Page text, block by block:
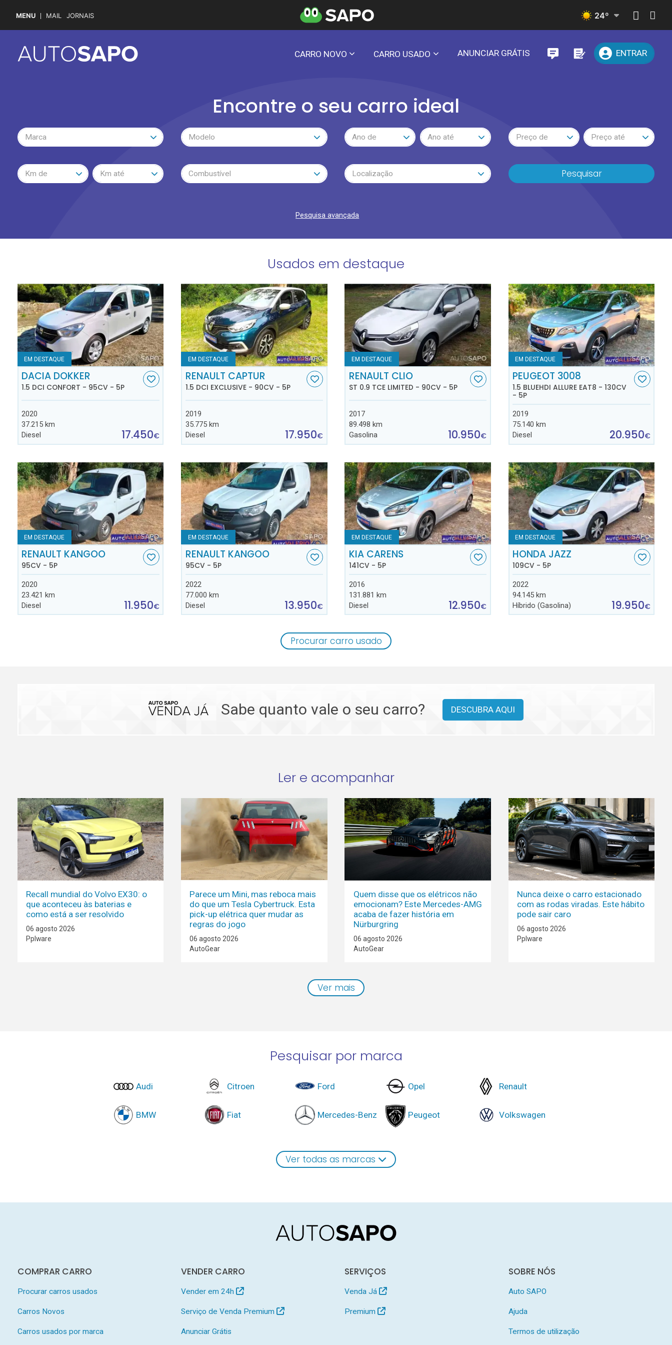
MENU MAIL JORNAIS 24º
CARRO NOVO CARRO USADO ANUNCIAR GRÁTIS ENTRAR
Encontre o seu carro ideal
Marca Modelo Ano de Ano até Preço de Preço até
Km de Km até Combustível Localização Pesquisar
Pesquisa avançada
Usados em destaque
EM DESTAQUE
DACIA DOKKER
1.5 DCI CONFORT - 95CV - 5P
2020
37.215 km
Diesel
17.450€
EM DESTAQUE
RENAULT CAPTUR
1.5 DCI EXCLUSIVE - 90CV - 5P
2019
35.775 km
Diesel
17.950€
EM DESTAQUE
RENAULT CLIO
ST 0.9 TCE LIMITED - 90CV - 5P
2017
89.498 km
Gasolina
10.950€
EM DESTAQUE
PEUGEOT 3008
1.5 BLUEHDI ALLURE EAT8 - 130CV
- 5P
2019
75.140 km
Diesel
20.950€
EM DESTAQUE
RENAULT KANGOO
95CV - 5P
2020
23.421 km
Diesel
11.950€
EM DESTAQUE
RENAULT KANGOO
95CV - 5P
2022
77.000 km
Diesel
13.950€
EM DESTAQUE
KIA CARENS
141CV - 5P
2016
131.881 km
Diesel
12.950€
EM DESTAQUE
HONDA JAZZ
109CV - 5P
2022
94.145 km
Híbrido (Gasolina)
19.950€
Procurar carro usado
Sabe quanto vale o seu carro? DESCUBRA AQUI
Ler e acompanhar
Recall mundial do Volvo EX30: o
que aconteceu às baterias e
como está a ser resolvido
06 agosto 2026
Pplware
Parece um Mini, mas reboca mais
do que um Tesla Cybertruck. Esta
pick-up elétrica quer mudar as
regras do jogo
06 agosto 2026
AutoGear
Quem disse que os elétricos não
emocionam? Este Mercedes-AMG
acaba de fazer história em
Nürburgring
06 agosto 2026
AutoGear
Nunca deixe o carro estacionado
com as rodas viradas. Este hábito
pode sair caro
06 agosto 2026
Pplware
Ver mais
Pesquisar por marca
Audi
BMW
Citroen
Fiat
Ford
Mercedes-Benz
Opel
Peugeot
Renault
Volkswagen
Ver todas as marcas
COMPRAR CARRO
Procurar carros usados
Carros Novos
Carros usados por marca
VENDER CARRO
Vender em 24h
Serviço de Venda Premium
Anunciar Grátis
SERVIÇOS
Venda Já
Premium
SOBRE NÓS
Auto SAPO
Ajuda
Termos de utilização